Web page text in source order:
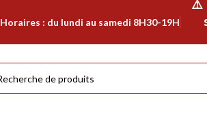
Horaires : du lundi au samedi 8H30-19H
⚠️